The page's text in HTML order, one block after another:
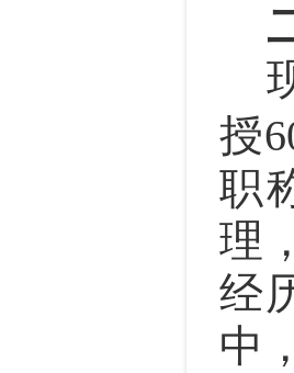
授
职
理
经
中